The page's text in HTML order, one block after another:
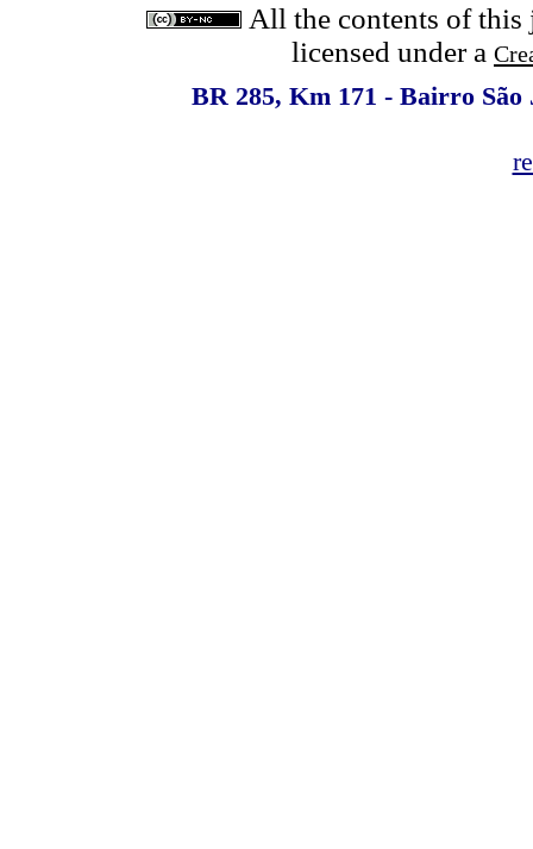
All the contents of this
licensed under a
BR 285, Km 171 - Bairro São